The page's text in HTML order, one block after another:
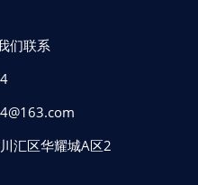
们联系
汇区华耀城A区2